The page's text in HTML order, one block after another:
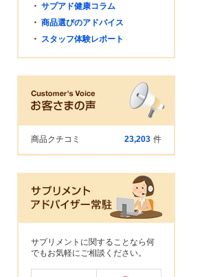
・ サプアド健康コラム
・ 商品選びのアドバイス
・ スタッフ体験レポート
商品クチコミ 23,203 件
サプリメントに関することなら何
でもお気軽にご相談ください。